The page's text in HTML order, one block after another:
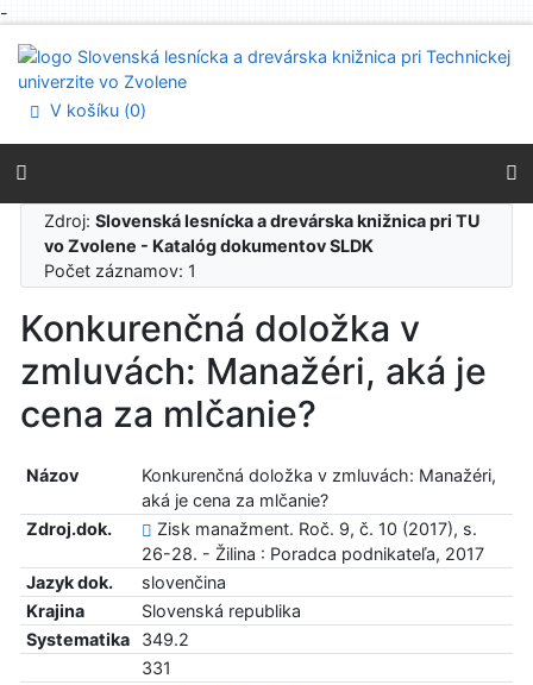
-
Prejsť na menu
Prehlásenie o webovej prístupnosti
V košíku (0)
Zdroj:Slovenská lesnícka a drevárska knižnica pri TU
vo Zvolene - Katalóg dokumentov SLDK
Počet záznamov: 1
Konkurenčná doložka v
zmluvách: Manažéri, aká je
cena za mlčanie?
Názov
Konkurenčná doložka v zmluvách: Manažéri,
aká je cena za mlčanie?
Zdroj.dok.
Zisk manažment. Roč. 9, č. 10 (2017), s.
26-28. - Žilina : Poradca podnikateľa, 2017
Jazyk dok.
slovenčina
Krajina
Slovenská republika
Systematika
349.2
331